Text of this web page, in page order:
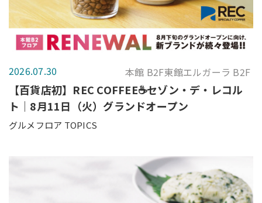
2026.07.30 本館 B2F東館エルガーラ B2F
【百貨店初】REC COFFEE☕セゾン・デ・レコル
ト｜8月11日（火）グランドオープン
グルメフロア TOPICS